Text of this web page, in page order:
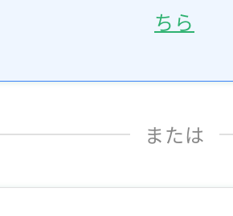
ちら
または